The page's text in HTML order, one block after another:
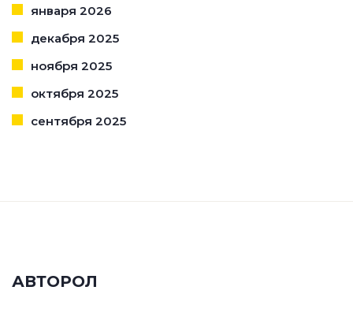
января 2026
декабря 2025
ноября 2025
октября 2025
сентября 2025
АВТОРОЛ